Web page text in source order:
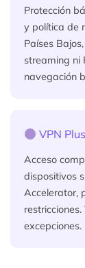
Protección
y política de
Países
streaming ni
navegación
VPN
Acceso
dispositivos
Accelerator,
excepciones.